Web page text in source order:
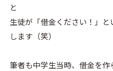
と
生徒が「借金ください！」
します（笑）
筆者も中学生当時、借金を